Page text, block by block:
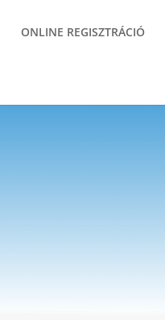
ONLINE REGISZTRÁCIÓ